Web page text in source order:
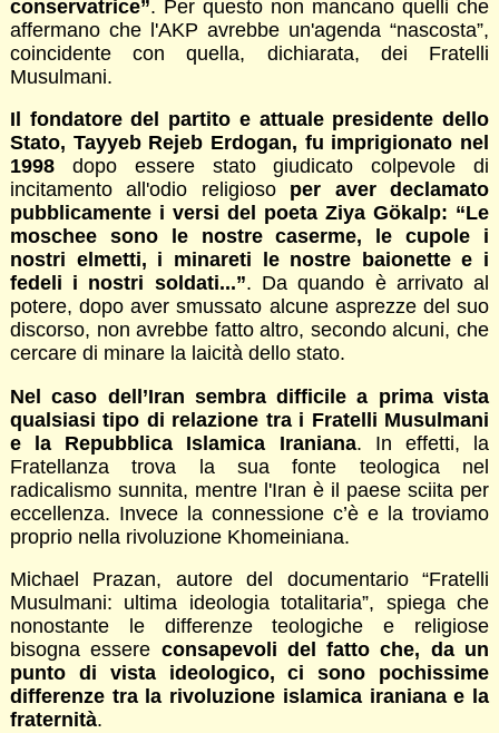
conservatrice”. Per questo non mancano quelli che
affermano che l'AKP avrebbe un'agenda “nascosta”,
coincidente con quella, dichiarata, dei Fratelli
Musulmani.
Il fondatore del partito e attuale presidente dello
Stato, Tayyeb Rejeb Erdogan, fu imprigionato nel
1998dopo essere stato giudicato colpevole di
incitamento all'odio religioso per aver declamato
pubblicamente i versi del poeta Ziya Gökalp: “Le
moschee sono le nostre caserme, le cupole i
nostri elmetti, i minareti le nostre baionette e i
fedeli i nostri soldati...”. Da quando è arrivato al
potere, dopo aver smussato alcune asprezze del suo
discorso, non avrebbe fatto altro, secondo alcuni, che
cercare di minare la laicità dello stato.
Nel caso dell’Iran sembra difficile a prima vista
qualsiasi tipo di relazione tra i Fratelli Musulmani
e la Repubblica Islamica Iraniana. In effetti, la
Fratellanza trova la sua fonte teologica nel
radicalismo sunnita, mentre l'Iran è il paese sciita per
eccellenza. Invece la connessione c’è e la troviamo
proprio nella rivoluzione Khomeiniana.
Michael Prazan, autore del documentario “Fratelli
Musulmani: ultima ideologia totalitaria”, spiega che
nonostante le differenze teologiche e religiose
bisogna essere consapevoli del fatto che, da un
punto di vista ideologico, ci sono pochissime
differenze tra la rivoluzione islamica iraniana e la
fraternità.